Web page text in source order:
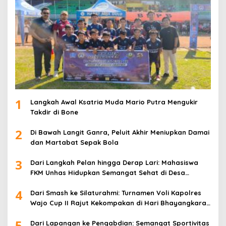
1
Langkah Awal Ksatria Muda Mario Putra Mengukir
Takdir di Bone
2
Di Bawah Langit Ganra, Peluit Akhir Meniupkan Damai
dan Martabat Sepak Bola
3
Dari Langkah Pelan hingga Derap Lari: Mahasiswa
FKM Unhas Hidupkan Semangat Sehat di Desa
4
Dari Smash ke Silaturahmi: Turnamen Voli Kapolres
Wajo Cup II Rajut Kekompakan di Hari Bhayangkara
Dari Lapangan ke Pengabdian: Semangat Sportivitas